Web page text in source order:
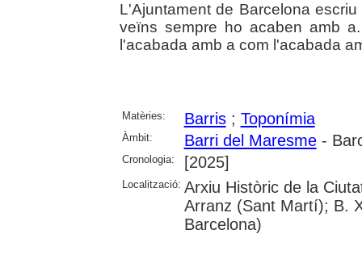
L'Ajuntament de Barcelona
veïns sempre ho acaben amb
l'acabada amb a com l'acabada
Matèries: Barris; Toponímia
Àmbit: Barri del Maresme-
Cronologia: [2025]
Localització: Arxiu Històric de la
Arranz (Sant Martí); B.
Barcelona)